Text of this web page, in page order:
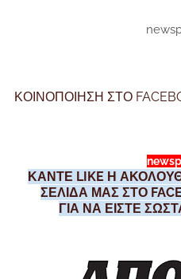
ΚΟΙΝΟΠΟΙΗΣΗ ΣΤΟ
ΚΑΝΤΕ LIKE Η
ΣΕΛΙΔΑ ΜΑΣ ΣΤΟ
ΓΙΑ ΝΑ ΕΙΣΤΕ